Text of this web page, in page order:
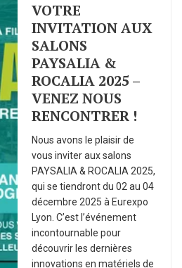
VOTRE
INVITATION AUX
SALONS
PAYSALIA &
ROCALIA 2025 –
VENEZ NOUS
RENCONTRER !
Nous avons le plaisir de
vous inviter aux salons
PAYSALIA & ROCALIA 2025,
qui se tiendront du 02 au 04
décembre 2025 à Eurexpo
Lyon. C’est l’événement
incontournable pour
découvrir les dernières
innovations en matériels de